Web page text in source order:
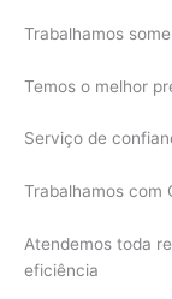
Trabalhamos
Temos o melhor
Serviço de
Trabalhamos com
Atendemos toda
eficiência